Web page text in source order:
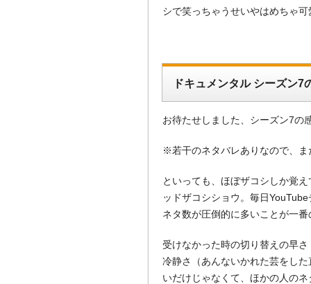
シで笑っちゃうせいやはめちゃ
ドキュメンタル シーズン7
お待たせしました、シーズン7の
※若干のネタバレありなので、
といっても、ほぼザコシしか覚
ッドザコシショウ。毎日
ネタ数が圧倒的に多いことが一
受けなかった時の切り替えの早
冷静さ（あんないかれた芸をし
いだけじゃなくて、ほかの人の